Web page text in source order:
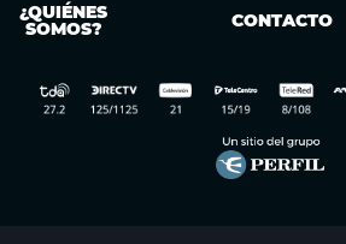
¿QUIÉNES
SOMOS? CONTACTO